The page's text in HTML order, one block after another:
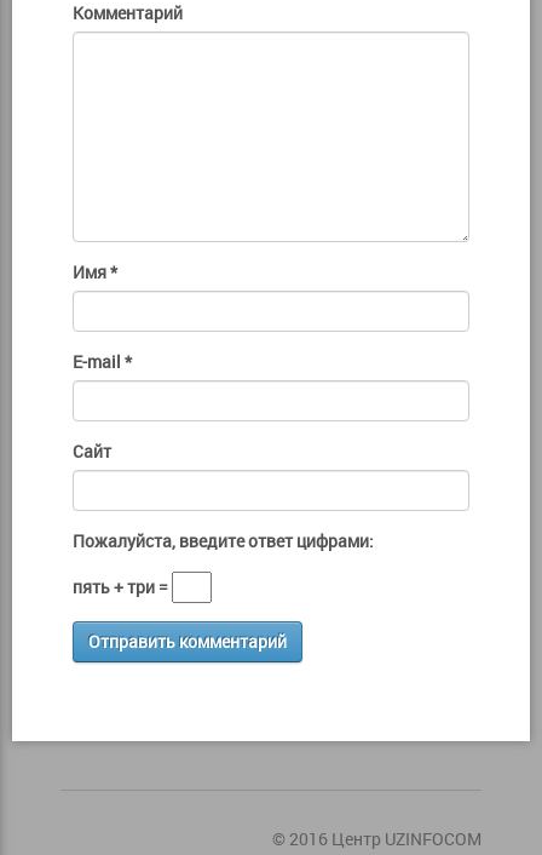
Комментарий
Имя*
E-mail *
Сайт
Пожалуйста, введите ответ цифрами:
пять + три =
© 2016 Центр UZINFOCOM